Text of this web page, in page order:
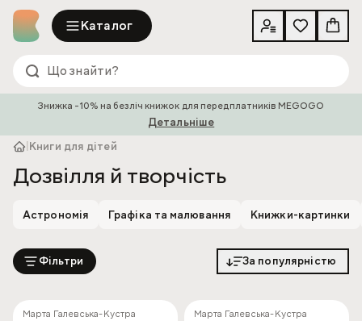
Каталог
Знижка -10% на безліч книжок для передплатників MEGOGO
Детальніше
Книги для дітей
Дозвілля й творчість
Астрономія Графіка та малювання Книжки-картинки
Фільтри За популярністю
Марта Галевська-Кустра Марта Галевська-Кустра